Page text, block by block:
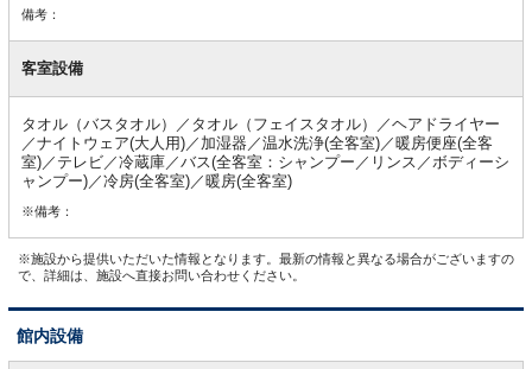
備考：
客室設備
タオル（バスタオル）／タオル（フェイスタオル）／ヘアドライヤー
／ナイトウェア(大人用)／加湿器／温水洗浄(全客室)／暖房便座(全客
室)／テレビ／冷蔵庫／バス(全客室：シャンプー／リンス／ボディーシ
ャンプー)／冷房(全客室)／暖房(全客室)
※備考：
※施設から提供いただいた情報となります。最新の情報と異なる場合がございますの
で、詳細は、施設へ直接お問い合わせください。
館内設備